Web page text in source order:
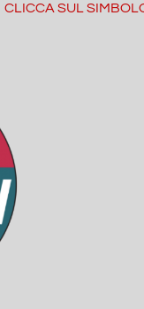
CLICCA SUL